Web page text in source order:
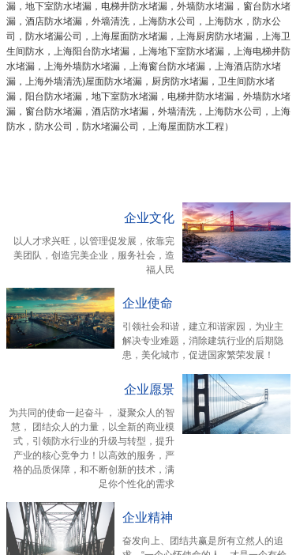
企业文化
以人才求兴旺，以管理促发展，依靠完
美团队，创造完美企业，服务社会，造
福人民
企业使命
引领社会和谐，建立和谐家园，为业主
解决专业难题，消除建筑行业的后期隐
患，美化城市，促进国家繁荣发展！
企业愿景
为共同的使命一起奋斗 ， 凝聚众人的智
慧， 团结众人的力量，以全新的商业模
式，引领防水行业的升级与转型，提升
产业的核心竞争力！以高效的服务，严
格的品质保障，和不断创新的技术，满
足你个性化的需求
企业精神
奋发向上、团结共赢是所有立然人的追
漏，地下室防水堵漏，电梯井防水堵漏，外墙防水堵漏，窗台防水堵
漏，酒店防水堵漏，外墙清洗，上海防水公司，上海防水，防水公
司，防水堵漏公司，上海屋面防水堵漏，上海厨房防水堵漏，上海卫
生间防水，上海阳台防水堵漏，上海地下室防水堵漏，上海电梯井防
水堵漏，上海外墙防水堵漏，上海窗台防水堵漏，上海酒店防水堵
漏，上海外墙清洗)屋面防水堵漏，厨房防水堵漏，卫生间防水堵
漏，阳台防水堵漏，地下室防水堵漏，电梯井防水堵漏，外墙防水堵
漏，窗台防水堵漏，酒店防水堵漏，外墙清洗，上海防水公司，上海
防水，防水公司，防水堵漏公司，上海屋面防水工程）